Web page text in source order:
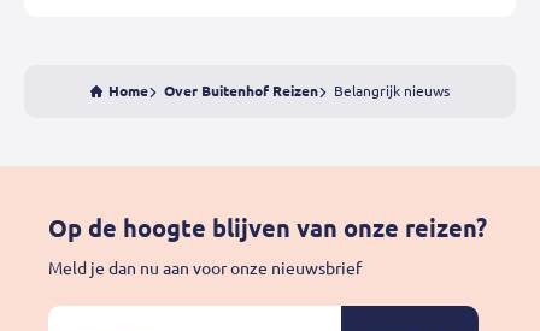
Home Over Buitenhof Reizen Belangrijk nieuws
Op de hoogte blijven van onze reizen?
Meld je dan nu aan voor onze nieuwsbrief
E-
Velden